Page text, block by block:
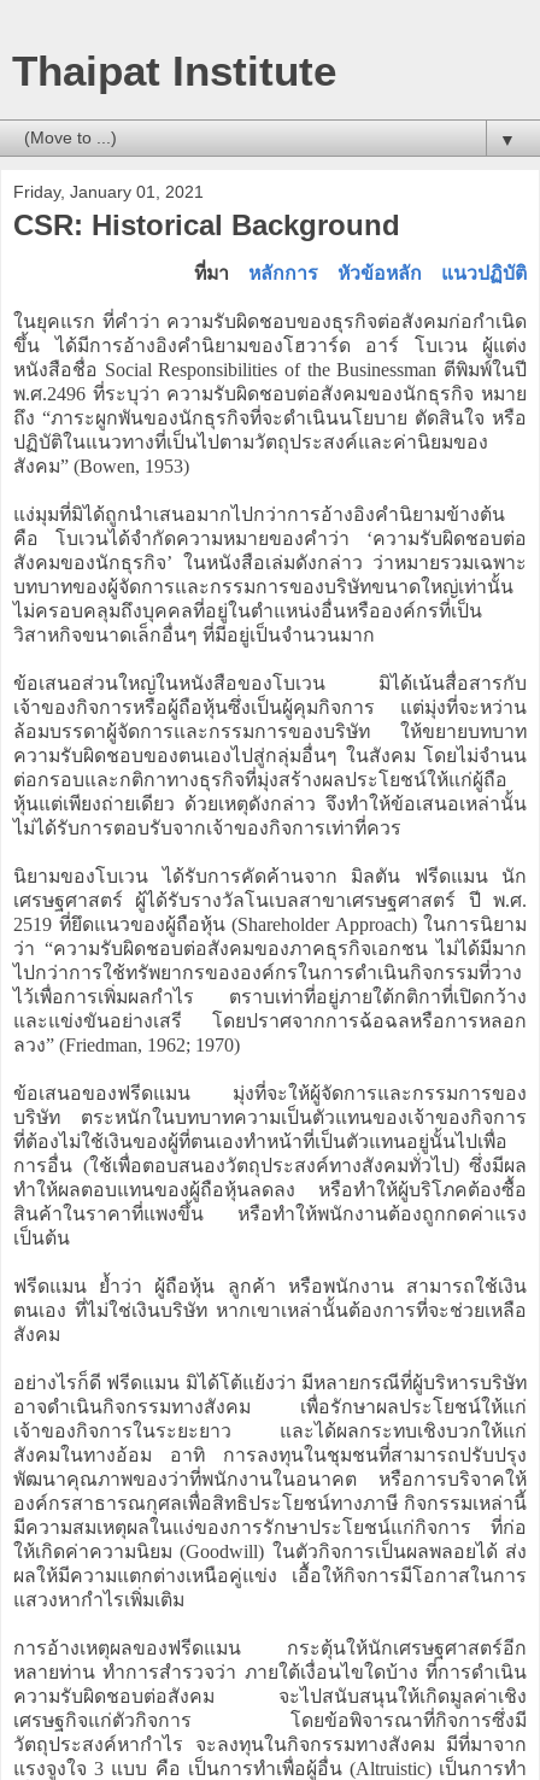
Thaipat Institute
▼
Friday, January 01, 2021
CSR: Historical Background
ที่มา หลักการ หัวข้อหลัก แนวปฏิบัติ
ในยุคแรก ที่คำว่า ความรับผิดชอบของธุรกิจต่อสังคมก่อกำเนิด
ขึ้น ได้มีการอ้างอิงคำนิยามของโฮวาร์ด อาร์ โบเวน ผู้แต่ง
หนังสือชื่อ Social Responsibilities of the Businessman ตีพิมพ์ในปี
พ.ศ.2496 ที่ระบุว่า ความรับผิดชอบต่อสังคมของนักธุรกิจ หมาย
ถึง “ภาระผูกพันของนักธุรกิจที่จะดำเนินนโยบาย ตัดสินใจ หรือ
ปฏิบัติในแนวทางที่เป็นไปตามวัตถุประสงค์และค่านิยมของ
สังคม” (Bowen, 1953)
แง่มุมที่มิได้ถูกนำเสนอมากไปกว่าการอ้างอิงคำนิยามข้างต้น
คือ โบเวนได้จำกัดความหมายของคำว่า ‘ความรับผิดชอบต่อ
สังคมของนักธุรกิจ’ ในหนังสือเล่มดังกล่าว ว่าหมายรวมเฉพาะ
บทบาทของผู้จัดการและกรรมการของบริษัทขนาดใหญ่เท่านั้น
ไม่ครอบคลุมถึงบุคคลที่อยู่ในตำแหน่งอื่นหรือองค์กรที่เป็น
วิสาหกิจขนาดเล็กอื่นๆ ที่มีอยู่เป็นจำนวนมาก
ข้อเสนอส่วนใหญ่ในหนังสือของโบเวน มิได้เน้นสื่อสารกับ
เจ้าของกิจการหรือผู้ถือหุ้นซึ่งเป็นผู้คุมกิจการ แต่มุ่งที่จะหว่าน
ล้อมบรรดาผู้จัดการและกรรมการของบริษัท ให้ขยายบทบาท
ความรับผิดชอบของตนเองไปสู่กลุ่มอื่นๆ ในสังคม โดยไม่จำนน
ต่อกรอบและกติกาทางธุรกิจที่มุ่งสร้างผลประโยชน์ให้แก่ผู้ถือ
หุ้นแต่เพียงถ่ายเดียว ด้วยเหตุดังกล่าว จึงทำให้ข้อเสนอเหล่านั้น
ไม่ได้รับการตอบรับจากเจ้าของกิจการเท่าที่ควร
นิยามของโบเวน ได้รับการคัดค้านจาก มิลตัน ฟรีดแมน นัก
เศรษฐศาสตร์ ผู้ได้รับรางวัลโนเบลสาขาเศรษฐศาสตร์ ปี พ.ศ.
2519 ที่ยึดแนวของผู้ถือหุ้น (Shareholder Approach) ในการนิยาม
ว่า “ความรับผิดชอบต่อสังคมของภาคธุรกิจเอกชน ไม่ได้มีมาก
ไปกว่าการใช้ทรัพยากรขององค์กรในการดำเนินกิจกรรมที่วาง
ไว้เพื่อการเพิ่มผลกำไร ตราบเท่าที่อยู่ภายใต้กติกาที่เปิดกว้าง
และแข่งขันอย่างเสรี โดยปราศจากการฉ้อฉลหรือการหลอก
ลวง” (Friedman, 1962; 1970)
ข้อเสนอของฟรีดแมน มุ่งที่จะให้ผู้จัดการและกรรมการของ
บริษัท ตระหนักในบทบาทความเป็นตัวแทนของเจ้าของกิจการ
ที่ต้องไม่ใช้เงินของผู้ที่ตนเองทำหน้าที่เป็นตัวแทนอยู่นั้นไปเพื่อ
การอื่น (ใช้เพื่อตอบสนองวัตถุประสงค์ทางสังคมทั่วไป) ซึ่งมีผล
ทำให้ผลตอบแทนของผู้ถือหุ้นลดลง หรือทำให้ผู้บริโภคต้องซื้อ
สินค้าในราคาที่แพงขึ้น หรือทำให้พนักงานต้องถูกกดค่าแรง
เป็นต้น
ฟรีดแมน ย้ำว่า ผู้ถือหุ้น ลูกค้า หรือพนักงาน สามารถใช้เงิน
ตนเอง ที่ไม่ใช่เงินบริษัท หากเขาเหล่านั้นต้องการที่จะช่วยเหลือ
สังคม
อย่างไรก็ดี ฟรีดแมน มิได้โต้แย้งว่า มีหลายกรณีที่ผู้บริหารบริษัท
อาจดำเนินกิจกรรมทางสังคม เพื่อรักษาผลประโยชน์ให้แก่
เจ้าของกิจการในระยะยาว และได้ผลกระทบเชิงบวกให้แก่
สังคมในทางอ้อม อาทิ การลงทุนในชุมชนที่สามารถปรับปรุง
พัฒนาคุณภาพของว่าที่พนักงานในอนาคต หรือการบริจาคให้
องค์กรสาธารณกุศลเพื่อสิทธิประโยชน์ทางภาษี กิจกรรมเหล่านี้
มีความสมเหตุผลในแง่ของการรักษาประโยชน์แก่กิจการ ที่ก่อ
ให้เกิดค่าความนิยม (Goodwill) ในตัวกิจการเป็นผลพลอยได้ ส่ง
ผลให้มีความแตกต่างเหนือคู่แข่ง เอื้อให้กิจการมีโอกาสในการ
แสวงหากำไรเพิ่มเติม
การอ้างเหตุผลของฟรีดแมน กระตุ้นให้นักเศรษฐศาสตร์อีก
หลายท่าน ทำการสำรวจว่า ภายใต้เงื่อนไขใดบ้าง ที่การดำเนิน
ความรับผิดชอบต่อสังคม จะไปสนับสนุนให้เกิดมูลค่าเชิง
เศรษฐกิจแก่ตัวกิจการ โดยข้อพิจารณาที่กิจการซึ่งมี
วัตถุประสงค์หากำไร จะลงทุนในกิจกรรมทางสังคม มีที่มาจาก
แรงจูงใจ 3 แบบ คือ เป็นการทำเพื่อผู้อื่น (Altruistic) เป็นการทำ